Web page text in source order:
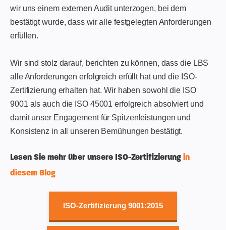
wir uns einem externen Audit unterzogen, bei dem
bestätigt wurde, dass wir alle festgelegten Anforderungen
erfüllen.
Wir sind stolz darauf, berichten zu können, dass die LBS
alle Anforderungen erfolgreich erfüllt hat und die ISO-
Zertifizierung erhalten hat. Wir haben sowohl die ISO
9001 als auch die ISO 45001 erfolgreich absolviert und
damit unser Engagement für Spitzenleistungen und
Konsistenz in all unseren Bemühungen bestätigt.
Lesen Sie mehr über unsere ISO-Zertifizierung in
diesem Blog
ISO-Zertifizierung 9001:2015